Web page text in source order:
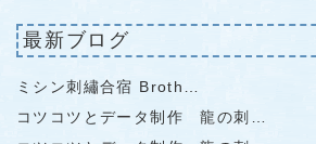
最新ブログ
ミシン刺繡合宿 Broth…
コツコツとデータ制作 龍の刺…